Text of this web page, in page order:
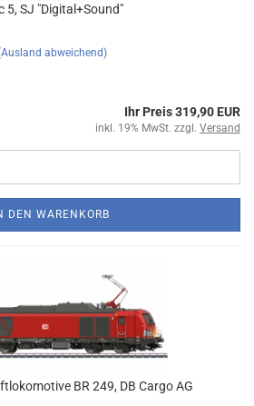
5, SJ "Digital+Sound"
abweichend)
Ihr Preis 319,90 EUR
inkl. 19% MwSt. zzgl. Versand
DEN WARENKORB
BR 249, DB Cargo AG